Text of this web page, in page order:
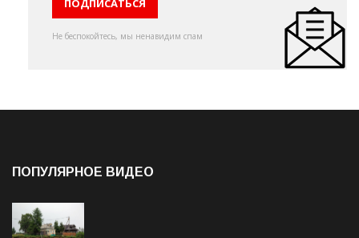
Не беспокойтесь, мы ненавидим спам
ПОПУЛЯРНОЕ ВИДЕО